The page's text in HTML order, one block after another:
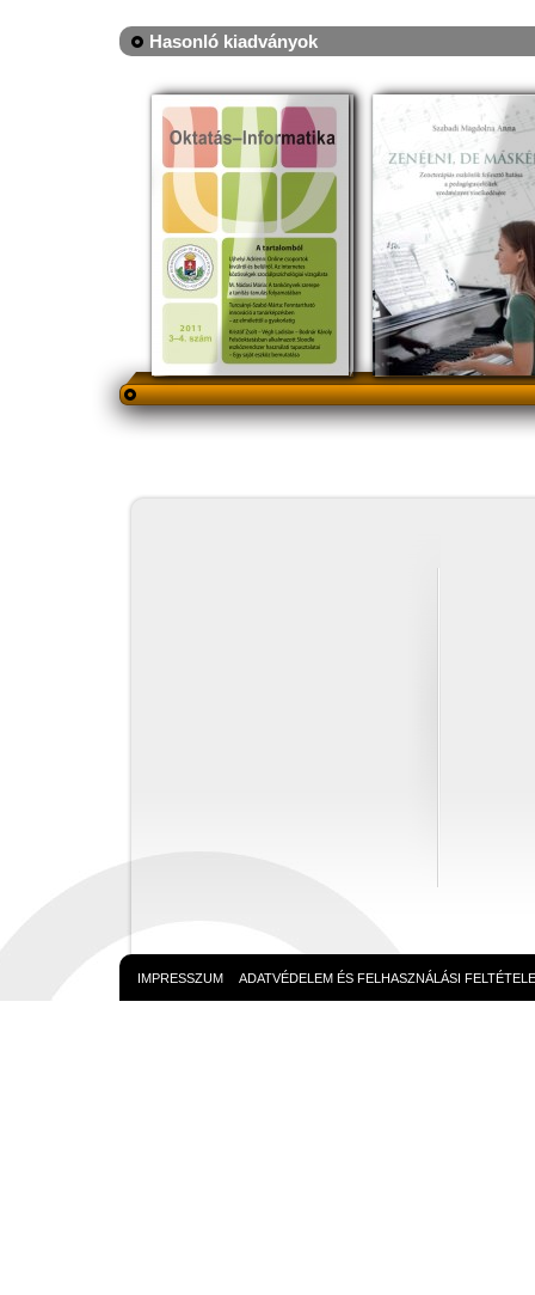
Hasonló kiadványok
IMPRESSZUM ADATVÉDELEM ÉS FELHASZNÁLÁSI